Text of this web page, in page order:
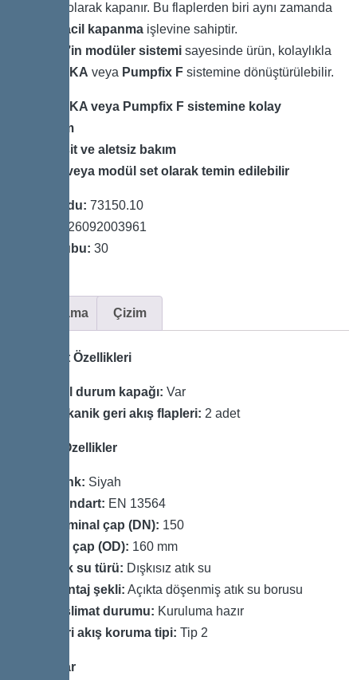
otomatik olarak kapanır. Bu flaplerden biri aynı zamanda
manuel acil kapanma işlevine sahiptir.
KESSEL’in modüler sistemi sayesinde ürün, kolaylıkla
Staufix FKA veya Pumpfix F sistemine dönüştürülebilir.
Staufix FKA veya Pumpfix F sistemine kolay
dönüşüm
Hızlı, basit ve aletsiz bakım
Tam set veya modül set olarak temin edilebilir
Ürün Kodu: 73150.10
4026092003961
Fiyat Grubu: 30
Açıklama Çizim
Varyant Özellikleri
Acil durum kapağı: Var
Mekanik geri akış flapleri: 2 adet
Genel Özellikler
Renk: Siyah
Standart: EN 13564
Nominal çap (DN): 150
Dış çap (OD): 160 mm
Atık su türü: Dışkısız atık su
Montaj şekli: Açıkta döşenmiş atık su borusu
Teslimat durumu: Kuruluma hazır
Geri akış koruma tipi: Tip 2
Boyutlar